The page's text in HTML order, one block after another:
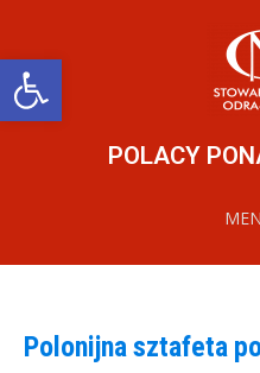
Otwórz pasek
POLACY
Polonijna sztafeta